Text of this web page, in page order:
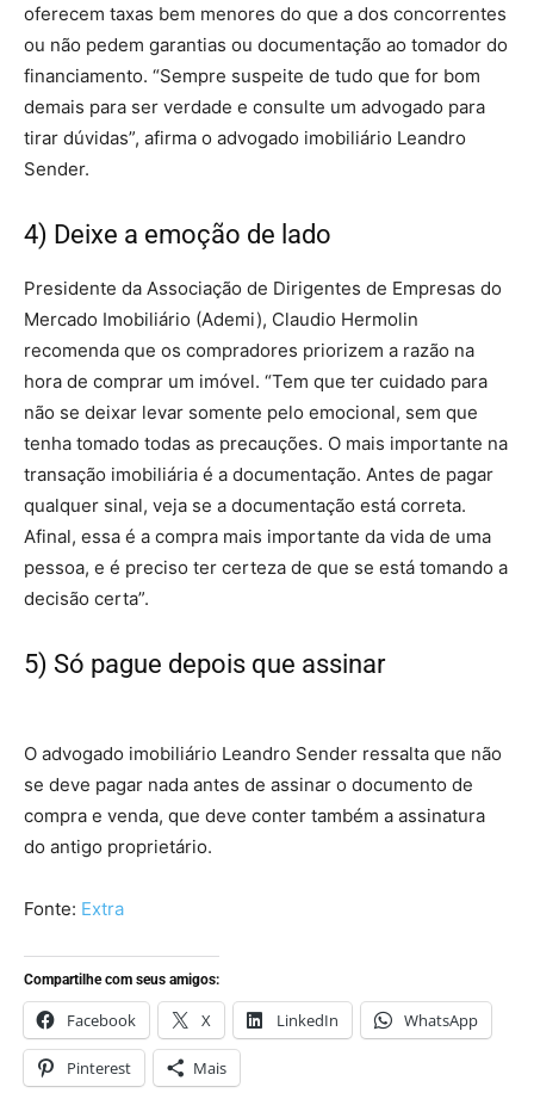
oferecem taxas bem menores do que a dos concorrentes
ou não pedem garantias ou documentação ao tomador do
financiamento. “Sempre suspeite de tudo que for bom
demais para ser verdade e consulte um advogado para
tirar dúvidas”, afirma o advogado imobiliário Leandro
Sender.
4) Deixe a emoção de lado
Presidente da Associação de Dirigentes de Empresas do
Mercado Imobiliário (Ademi), Claudio Hermolin
recomenda que os compradores priorizem a razão na
hora de comprar um imóvel. “Tem que ter cuidado para
não se deixar levar somente pelo emocional, sem que
tenha tomado todas as precauções. O mais importante na
transação imobiliária é a documentação. Antes de pagar
qualquer sinal, veja se a documentação está correta.
Afinal, essa é a compra mais importante da vida de uma
pessoa, e é preciso ter certeza de que se está tomando a
decisão certa”.
5) Só pague depois que assinar
O advogado imobiliário Leandro Sender ressalta que não
se deve pagar nada antes de assinar o documento de
compra e venda, que deve conter também a assinatura
do antigo proprietário.
Fonte: Extra
Compartilhe com seus amigos:
Facebook X LinkedIn WhatsApp
Pinterest Mais